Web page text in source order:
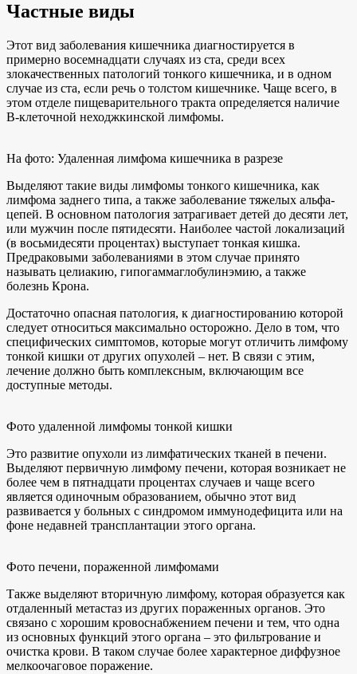
Частные виды
Этот вид заболевания кишечника диагностируется в
примерно восемнадцати случаях из ста, среди всех
злокачественных патологий тонкого кишечника, и в одном
случае из ста, если речь о толстом кишечнике. Чаще всего, в
этом отделе пищеварительного тракта определяется наличие
В-клеточной неходжкинской лимфомы.
На фото: Удаленная лимфома кишечника в разрезе
Выделяют такие виды лимфомы тонкого кишечника, как
лимфома заднего типа, а также заболевание тяжелых альфа-
цепей. В основном патология затрагивает детей до десяти лет,
или мужчин после пятидесяти. Наиболее частой локализаций
(в восьмидесяти процентах) выступает тонкая кишка.
Предраковыми заболеваниями в этом случае принято
называть целиакию, гипогаммаглобулинэмию, а также
болезнь Крона.
Достаточно опасная патология, к диагностированию которой
следует относиться максимально осторожно. Дело в том, что
специфических симптомов, которые могут отличить лимфому
тонкой кишки от других опухолей – нет. В связи с этим,
лечение должно быть комплексным, включающим все
доступные методы.
Фото удаленной лимфомы тонкой кишки
Это развитие опухоли из лимфатических тканей в печени.
Выделяют первичную лимфому печени, которая возникает не
более чем в пятнадцати процентах случаев и чаще всего
является одиночным образованием, обычно этот вид
развивается у больных с синдромом иммунодефицита или на
фоне недавней трансплантации этого органа.
Фото печени, пораженной лимфомами
Также выделяют вторичную лимфому, которая образуется как
отдаленный метастаз из других пораженных органов. Это
связано с хорошим кровоснабжением печени и тем, что одна
из основных функций этого органа – это фильтрование и
очистка крови. В таком случае более характерное диффузное
мелкоочаговое поражение.